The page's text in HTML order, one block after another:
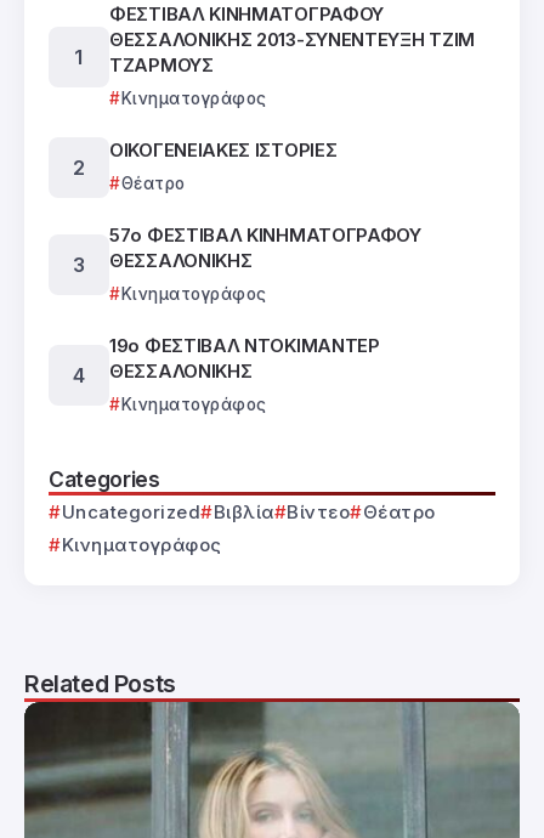
ΦΕΣΤΙΒΑΛ ΚΙΝΗΜΑΤΟΓΡΑΦΟΥ
ΘΕΣΣΑΛΟΝΙΚΗΣ 2013-ΣΥΝΕΝΤΕΥΞΗ ΤΖΙΜ
ΤΖΑΡΜΟΥΣ
Κινηματογράφος
ΟΙΚΟΓΕΝΕΙΑΚΕΣ ΙΣΤΟΡΙΕΣ
Θέατρο
57ο ΦΕΣΤΙΒΑΛ ΚΙΝΗΜΑΤΟΓΡΑΦΟΥ
ΘΕΣΣΑΛΟΝΙΚΗΣ
Κινηματογράφος
19ο ΦΕΣΤΙΒΑΛ ΝΤΟΚΙΜΑΝΤΕΡ
ΘΕΣΣΑΛΟΝΙΚΗΣ
Κινηματογράφος
Categories
Uncategorized Βιβλία Βίντεο
Θέατρο
Κινηματογράφος
Related Posts